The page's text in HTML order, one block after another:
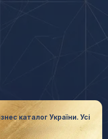
каталог України. Усі